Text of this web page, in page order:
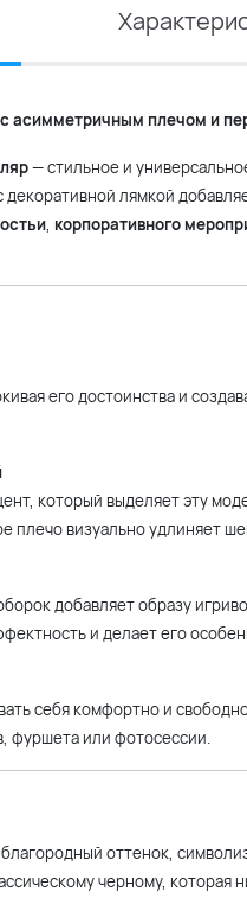
асимметричным плечом и
— стильное и
лямкой
, корпоративного
его достоинства и
который выделяет эту
плечо визуально удлиняет
добавляет образу
и делает его
себя комфортно и
фуршета или фотосессии.
оттенок,
черному,